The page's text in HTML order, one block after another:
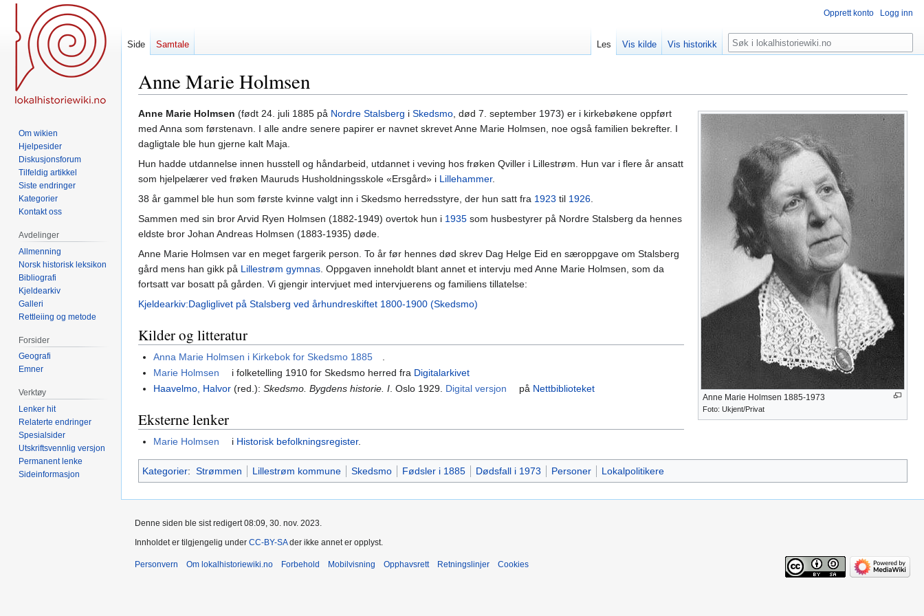
Anne Marie Holmsen
Hopp
til
navigering
Hopp
til
søk
Anne Marie Holmsen 1885-1973
Foto: Ukjent/Privat
Anne Marie Holmsen (født 24. juli 1885 på Nordre Stalsberg i Skedsmo, død 7. september 1973) er i kirkebøkene oppført
med Anna som førstenavn. I alle andre senere papirer er navnet skrevet Anne Marie Holmsen, noe også familien bekrefter. I
dagligtale ble hun gjerne kalt Maja.
Hun hadde utdannelse innen husstell og håndarbeid, utdannet i veving hos frøken Qviller i Lillestrøm. Hun var i flere år ansatt
som hjelpelærer ved frøken Mauruds Husholdningsskole «Ersgård» i Lillehammer.
38 år gammel ble hun som første kvinne valgt inn i Skedsmo herredsstyre, der hun satt fra 1923 til 1926.
Sammen med sin bror Arvid Ryen Holmsen (1882-1949) overtok hun i 1935 som husbestyrer på Nordre Stalsberg da hennes
eldste bror Johan Andreas Holmsen (1883-1935) døde.
Anne Marie Holmsen var en meget fargerik person. To år før hennes død skrev Dag Helge Eid en særoppgave om Stalsberg
gård mens han gikk på Lillestrøm gymnas. Oppgaven inneholdt blant annet et intervju med Anne Marie Holmsen, som da
fortsatt var bosatt på gården. Vi gjengir intervjuet med intervjuerens og familiens tillatelse:
Kjeldearkiv:Dagliglivet på Stalsberg ved århundreskiftet 1800-1900 (Skedsmo)
Kilder og litteratur
Anna Marie Holmsen i Kirkebok for Skedsmo 1885
Marie Holmsen
i folketelling 1910 for Skedsmo herred fra Digitalarkivet
Haavelmo, Halvor (red.):Skedsmo. Bygdens historie. I. Oslo 1929. Digital versjon på Nettbiblioteket
Eksterne lenker
Marie Holmsen i Historisk befolkningsregister.
Kategorier: Strømmen Lillestrøm kommune Skedsmo Fødsler i 1885 Dødsfall i 1973 Personer Lokalpolitikere
Opprett konto Logg inn
Side Samtale Les Vis kilde Vis historikk Søk
Om wikien
Hjelpesider
Diskusjonsforum
Tilfeldig artikkel
Siste endringer
Kategorier
Kontakt oss
Avdelinger
Allmenning
Norsk historisk leksikon
Bibliografi
Kjeldearkiv
Galleri
Rettleiing og metode
Forsider
Geografi
Emner
Verktøy
Lenker hit
Relaterte endringer
Spesialsider
Utskriftsvennlig versjon
Permanent lenke
Sideinformasjon
Denne siden ble sist redigert 08:09, 30. nov. 2023.
Innholdet er tilgjengelig under CC-BY-SAder ikke annet er opplyst.
Personvern Om lokalhistoriewiki.no Forbehold Mobilvisning Opphavsrett Retningslinjer Cookies